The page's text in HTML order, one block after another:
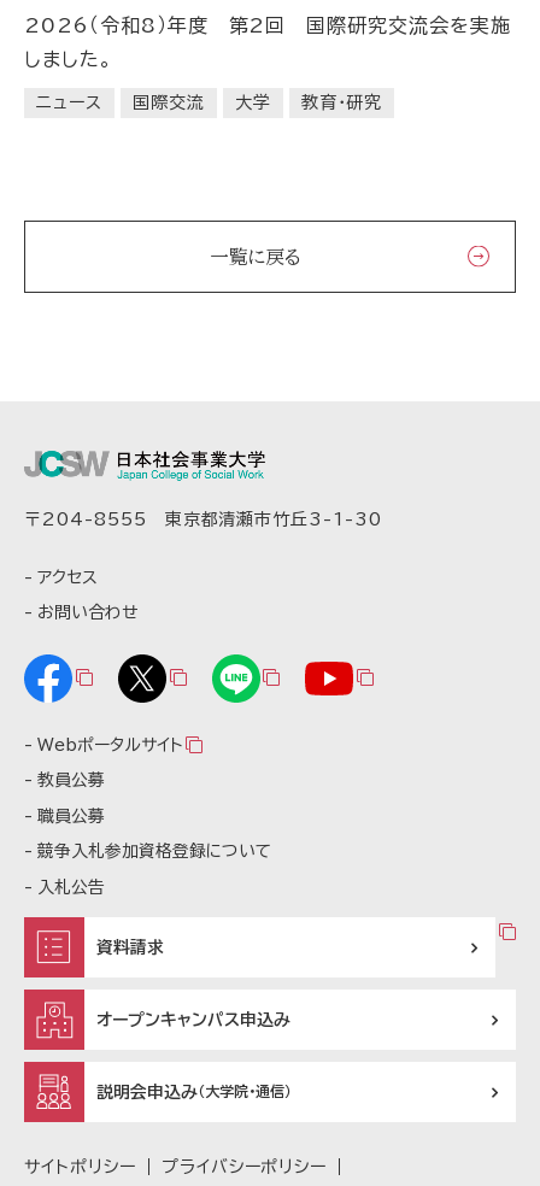
2026（令和8）年度 第2回 国際研究交流会を実施
しました。
ニュース 国際交流 大学 教育・研究
一覧に戻る
〒204-8555 東京都清瀬市竹丘3-1-30
アクセス
お問い合わせ
Webポータルサイト
教員公募
職員公募
競争入札参加資格登録について
入札公告
資料請求
オープンキャンパス申込み
説明会申込み（大学院・通信）
サイトポリシー プライバシーポリシー